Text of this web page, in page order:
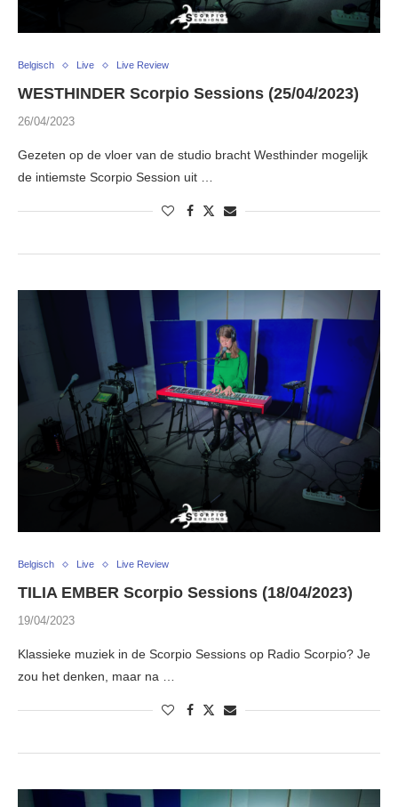
Belgisch Live Live Review
WESTHINDER Scorpio Sessions (25/04/2023)
26/04/2023
Gezeten op de vloer van de studio bracht Westhinder mogelijk
de intiemste Scorpio Session uit …
Belgisch Live Live Review
TILIA EMBER Scorpio Sessions (18/04/2023)
19/04/2023
Klassieke muziek in de Scorpio Sessions op Radio Scorpio? Je
zou het denken, maar na …